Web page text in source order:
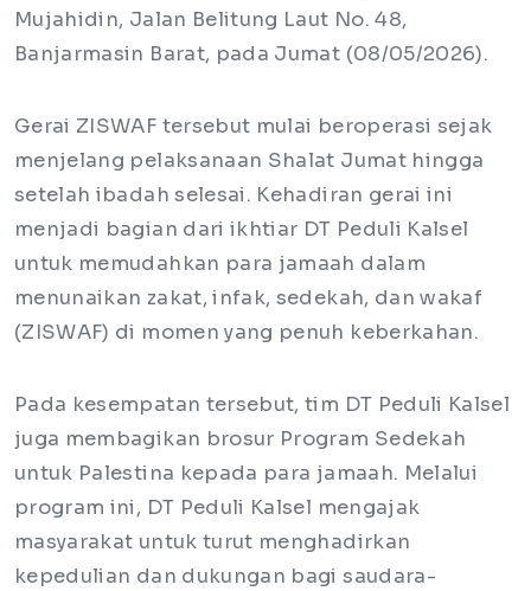
Mujahidin, Jalan Belitung Laut No. 48,
Banjarmasin Barat, pada Jumat (08/05/2026).
Gerai ZISWAF tersebut mulai beroperasi sejak
menjelang pelaksanaan Shalat Jumat hingga
setelah ibadah selesai. Kehadiran gerai ini
menjadi bagian dari ikhtiar DT Peduli Kalsel
untuk memudahkan para jamaah dalam
menunaikan zakat, infak, sedekah, dan wakaf
(ZISWAF) di momen yang penuh keberkahan.
Pada kesempatan tersebut, tim DT Peduli Kalsel
juga membagikan brosur Program Sedekah
untuk Palestina kepada para jamaah. Melalui
program ini, DT Peduli Kalsel mengajak
masyarakat untuk turut menghadirkan
kepedulian dan dukungan bagi saudara-